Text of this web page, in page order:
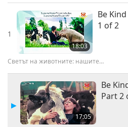
1
18:03
Be
1 of 2
Светът на животните: нашите
17:05
Be
Part 2